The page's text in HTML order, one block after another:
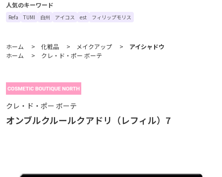
人気のキーワード
Refa TUMI 白州 アイコス est フィリップモリス
ホーム > 化粧品 > メイクアップ >
アイシャドウ
ホーム
> クレ・ド・ポー ボーテ
クレ・ド・ポー ボーテ
オンブルクルールクアドリ（レフィル）7